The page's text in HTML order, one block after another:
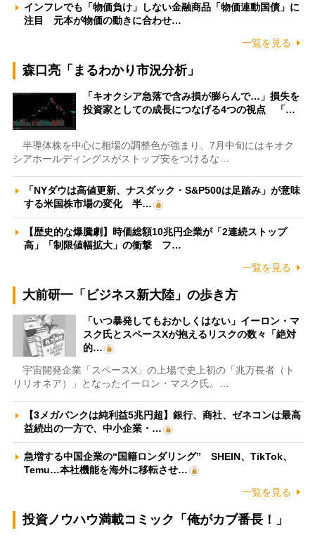
インフレでも「物価負け」しない金融商品「物価連動国債」に
注目 元本が物価の動きに合わせ…
一覧を見る
森口亮「まるわかり市況分析」
「キオクシア急落で含み損が膨らんで…」損失を
投資家としての成長につなげる4つの視点 「…
半導体株を中心に相場の調整色が強まり、7月中旬にはキオク
シアホールディングスがストップ安をつけるな…
「NYダウは高値更新、ナスダック・S&P500は足踏み」が意味
する米国株市場の変化 半…
【歴史的な爆騰劇】時価総額10兆円企業が「2連続ストップ
高」「制限値幅拡大」の衝撃 フ…
一覧を見る
大前研一「ビジネス新大陸」の歩き方
「いつ暴発してもおかしくはない」イーロン・マ
スク氏とスペースXが抱えるリスクの数々「絶対
的…
宇宙開発企業「スペースX」の上場で史上初の「兆万長者（ト
リリオネア）」となったイーロン・マスク氏。…
【3メガバンクは純利益5兆円超】銀行、商社、ゼネコンは最高
益続出の一方で、中小企業・…
急増する中国企業の“国籍ロンダリング” SHEIN、TikTok、
Temu…本社機能を海外に移転させ…
一覧を見る
投資ノウハウ満載コミック「俺がカブ番長！」